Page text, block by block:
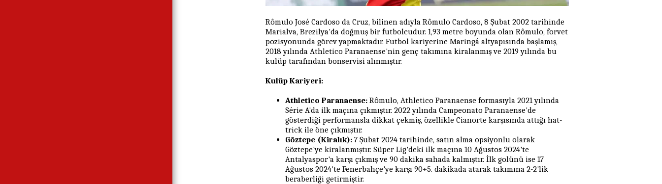
Rômulo José Cardoso da Cruz, bilinen adıyla Rômulo Cardoso, 8 Şubat 2002 tarihinde
Marialva, Brezilya'da doğmuş bir futbolcudur. 1,93 metre boyunda olan Rômulo, forvet
pozisyonunda görev yapmaktadır. Futbol kariyerine Maringá altyapısında başlamış,
2018 yılında Athletico Paranaense'nin genç takımına kiralanmış ve 2019 yılında bu
kulüp tarafından bonservisi alınmıştır.
Kulüp Kariyeri:
Athletico Paranaense:Rômulo, Athletico Paranaense formasıyla 2021 yılında
Série A'da ilk maçına çıkmıştır. 2022 yılında Campeonato Paranaense'de
gösterdiği performansla dikkat çekmiş, özellikle Cianorte karşısında attığı hat-
trick ile öne çıkmıştır.
Göztepe (Kiralık):7 Şubat 2024 tarihinde, satın alma opsiyonlu olarak
Göztepe'ye kiralanmıştır. Süper Lig'deki ilk maçına 10 Ağustos 2024'te
Antalyaspor'a karşı çıkmış ve 90 dakika sahada kalmıştır. İlk golünü ise 17
Ağustos 2024'te Fenerbahçe'ye karşı 90+5. dakikada atarak takımına 2-2'lik
beraberliği getirmiştir.